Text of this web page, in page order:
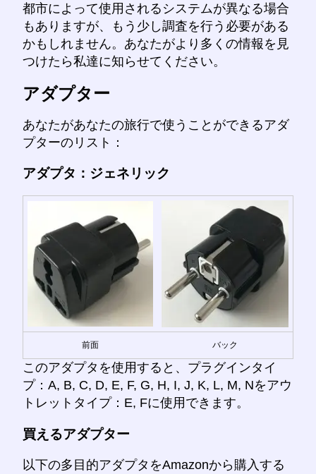
都市によって使用されるシステムが異なる場合
もありますが、もう少し調査を行う必要がある
かもしれません。あなたがより多くの情報を見
つけたら私達に知らせてください。
アダプター
あなたがあなたの旅行で使うことができるアダ
プターのリスト：
アダプタ：ジェネリック
前面 バック
このアダプタを使用すると、プラグインタイ
プ：A, B, C, D, E, F, G, H, I, J, K, L, M, Nをアウ
トレットタイプ：E, Fに使用できます。
買えるアダプター
以下の多目的アダプタをAmazonから購入する